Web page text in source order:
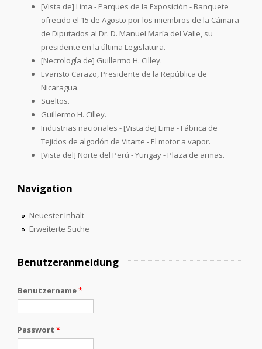
[Vista de] Lima - Parques de la Exposición - Banquete
ofrecido el 15 de Agosto por los miembros de la Cámara
de Diputados al Dr. D. Manuel María del Valle, su
presidente en la última Legislatura.
[Necrología de] Guillermo H. Cilley.
Evaristo Carazo, Presidente de la República de
Nicaragua.
Sueltos.
Guillermo H. Cilley.
Industrias nacionales - [Vista de] Lima - Fábrica de
Tejidos de algodón de Vitarte - El motor a vapor.
[Vista del] Norte del Perú - Yungay - Plaza de armas.
Navigation
Neuester Inhalt
Erweiterte Suche
Benutzeranmeldung
Benutzername*
Passwort *